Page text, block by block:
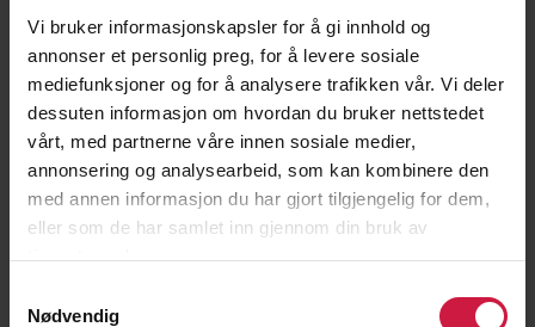
Vi bruker informasjonskapsler for å gi innhold og
annonser et personlig preg, for å levere sosiale
mediefunksjoner og for å analysere trafikken vår. Vi deler
dessuten informasjon om hvordan du bruker nettstedet
vårt, med partnerne våre innen sosiale medier,
annonsering og analysearbeid, som kan kombinere den
med annen informasjon du har gjort tilgjengelig for dem,
eller som de har samlet inn gjennom din bruk av
tjenestene deres.
Nødvendig
Maren Skjøld
OL-bronse 2018